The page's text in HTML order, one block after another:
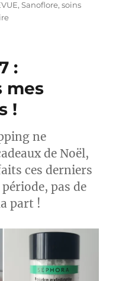
,Sanoflore,soins
sur
et
Battle
entre
Sanoflore
et
Weleda
:
mes
!
ne
de Noël,
ces derniers
pas de
part !